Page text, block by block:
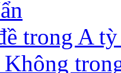
trong A